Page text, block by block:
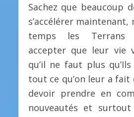
Sachez que beaucoup
s’accélérer maintenant,
temps les Terrans
accepter que leur vie
qu’il ne faut plus
tout ce qu’on leur a
devoir prendre en
nouveautés et